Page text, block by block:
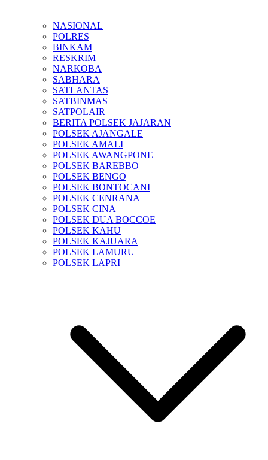
NASIONAL
POLRES
BINKAM
RESKRIM
NARKOBA
SABHARA
SATLANTAS
SATBINMAS
SATPOLAIR
BERITA POLSEK JAJARAN
POLSEK AJANGALE
POLSEK AMALI
POLSEK AWANGPONE
POLSEK BAREBBO
POLSEK BENGO
POLSEK BONTOCANI
POLSEK CENRANA
POLSEK CINA
POLSEK DUA BOCCOE
POLSEK KAHU
POLSEK KAJUARA
POLSEK LAMURU
POLSEK LAPRI